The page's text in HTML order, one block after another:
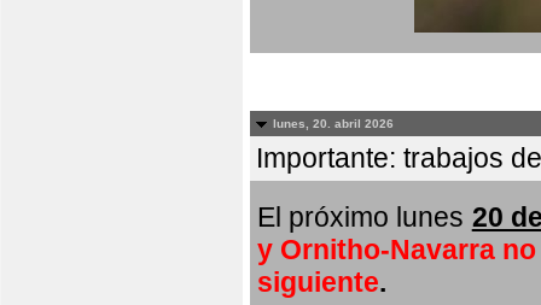
lunes, 20. abril 2026
Importante: trabajos
El próximo lunes 20
y Ornitho-Navarra
siguiente.